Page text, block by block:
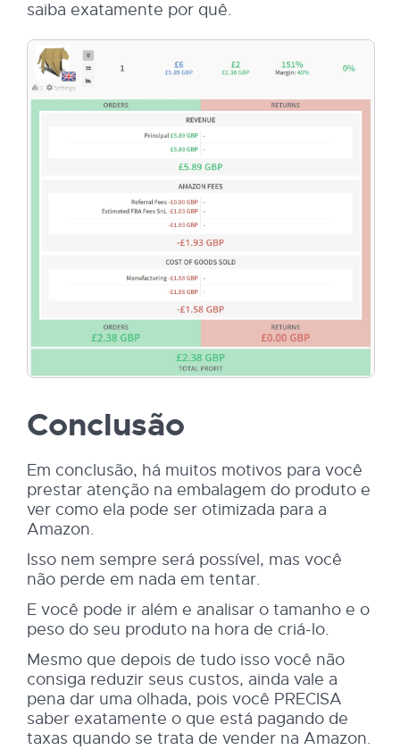
saiba exatamente por quê.
Conclusão
Em conclusão, há muitos motivos para você
prestar atenção na embalagem do produto e
ver como ela pode ser otimizada para a
Amazon.
Isso nem sempre será possível, mas você
não perde em nada em tentar.
E você pode ir além e analisar o tamanho e o
peso do seu produto na hora de criá-lo.
Mesmo que depois de tudo isso você não
consiga reduzir seus custos, ainda vale a
pena dar uma olhada, pois você PRECISA
saber exatamente o que está pagando de
taxas quando se trata de vender na Amazon.